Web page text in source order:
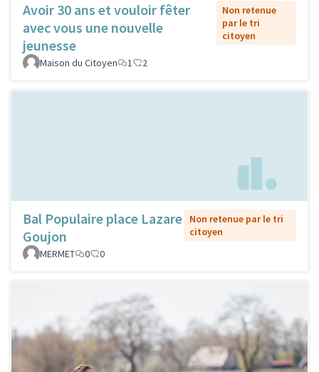
Avoir 30 ans et vouloir fêter
avec vous une nouvelle
jeunesse
Non retenue
par le tri
citoyen
Maison du Citoyen 1 2
Bal Populaire place Lazare
Goujon
Non retenue par le tri
citoyen
MERMET
0 0